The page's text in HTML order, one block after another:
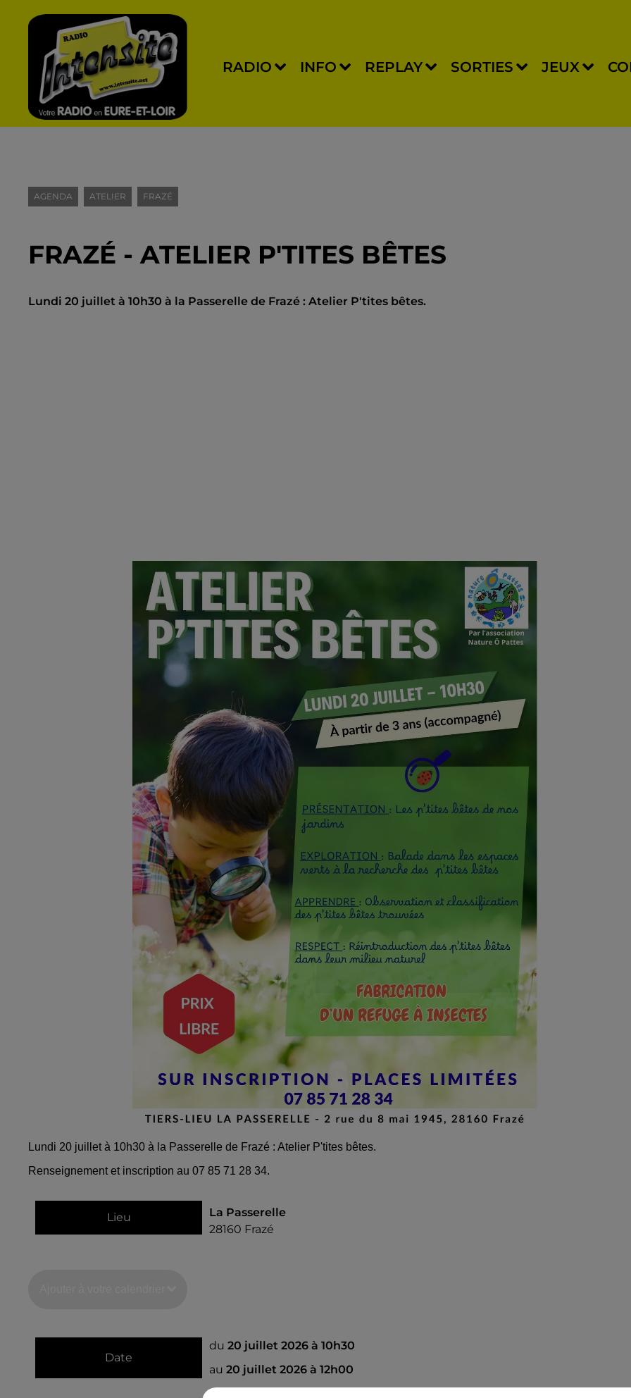
RADIO INFO REPLAY SORTIES JEUX
AGENDA ATELIER FRAZÉ
FRAZÉ - ATELIER P'TITES BÊTES
Lundi 20 juillet à 10h30 à la Passerelle de Frazé : Atelier P'tites bêtes.
Lundi 20 juillet à 10h30 à la Passerelle de Frazé : Atelier P'tites bêtes.
Renseignement et inscription au 07 85 71 28 34.
Lieu
La Passerelle
28160 Frazé
Date
du20 juillet 2026 à 10h30
au20 juillet 2026 à 12h00